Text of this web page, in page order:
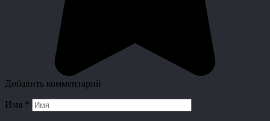
Добавить комментарий
Имя *